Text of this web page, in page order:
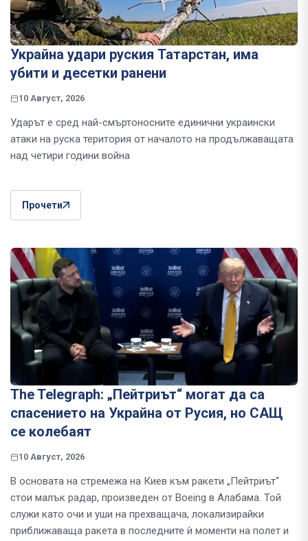
Украйна удари руския Татарстан, има
убити и десетки ранени
10 Август, 2026
Ударът е сред най-смъртоносните единични украински
атаки на руска територия от началото на продължаващата
над четири години война
Прочети
The Telegraph: „Пейтриът“ могат да са
спасението на Украйна от Русия, но САЩ
се колебаят
10 Август, 2026
В основата на стремежа на Киев към ракети „Пейтриът“
стои малък радар, произведен от Boeing в Алабама. Той
служи като очи и уши на прехващача, локализирайки
приближаваща ракета в последните ѝ моменти на полет и